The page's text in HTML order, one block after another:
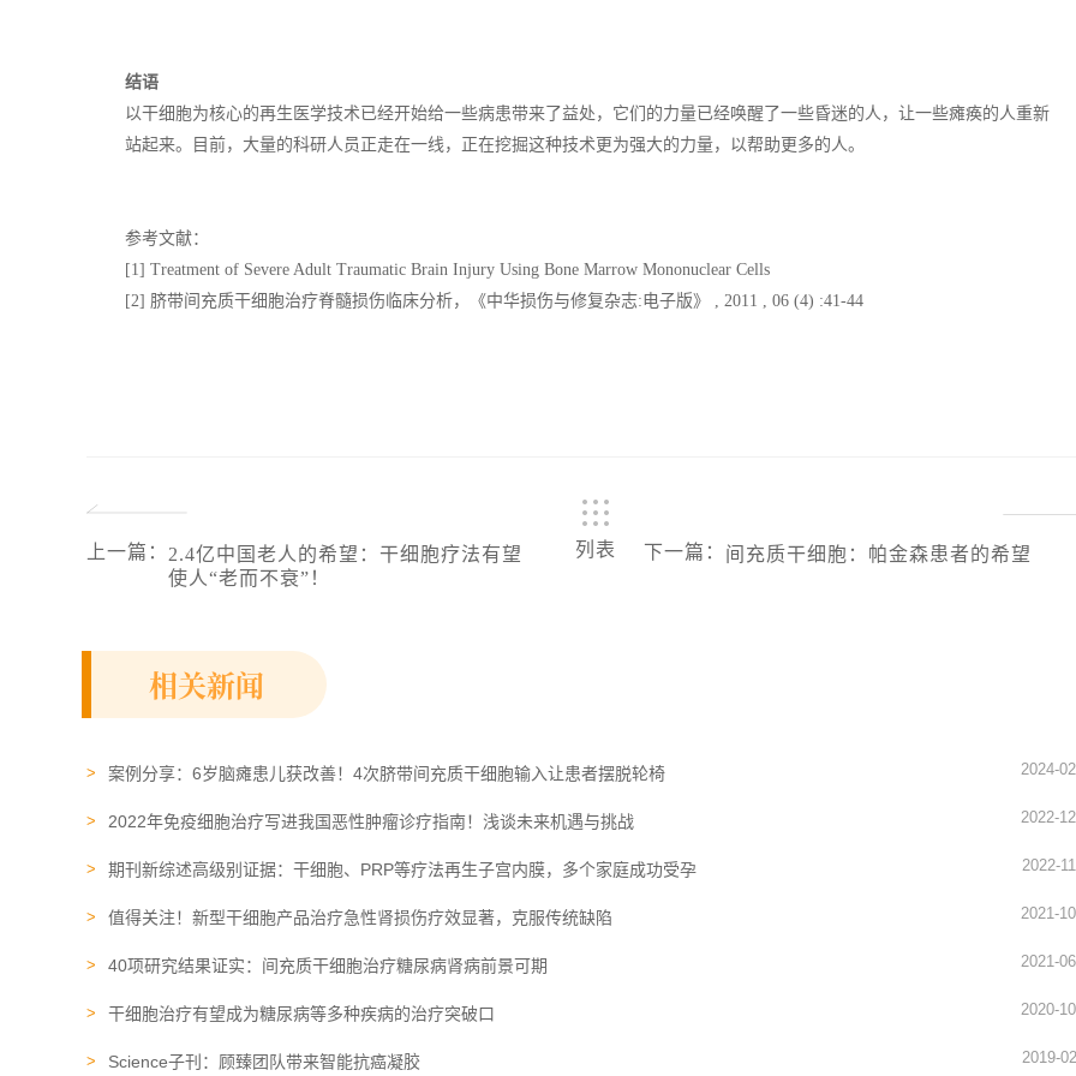
结语
以干细胞为核心的再生医学技术已经开始给一些病患带来了益处，它们的力量已经唤醒了一些昏迷的人，让一些瘫痪的人重新
站起来。目前，大量的科研人员正走在一线，正在挖掘这种技术更为强大的力量，以帮助更多的人。
参考文献：
[1] Treatment of Severe Adult Traumatic Brain Injury Using Bone Marrow Mononuclear Cells
[2] 脐带间充质干细胞治疗脊髓损伤临床分析，《中华损伤与修复杂志:电子版》 , 2011 , 06 (4) :41-44
上一篇 ： 2.4亿中国老人的希望：干细胞疗法有望
使人“老而不衰”！
列表 下一篇 ： 间充质干细胞：帕金森患者的希望
相关新闻
案例分享：6岁脑瘫患儿获改善！4次脐带间充质干细胞输入让患者摆脱轮椅 2024-
2022年免疫细胞治疗写进我国恶性肿瘤诊疗指南！浅谈未来机遇与挑战 2022-
期刊新综述高级别证据：干细胞、PRP等疗法再生子宫内膜，多个家庭成功受孕 2022-
值得关注！新型干细胞产品治疗急性肾损伤疗效显著，克服传统缺陷 2021-
40项研究结果证实：间充质干细胞治疗糖尿病肾病前景可期 2021-
干细胞治疗有望成为糖尿病等多种疾病的治疗突破口 2020-
Science子刊：顾臻团队带来智能抗癌凝胶 2019-